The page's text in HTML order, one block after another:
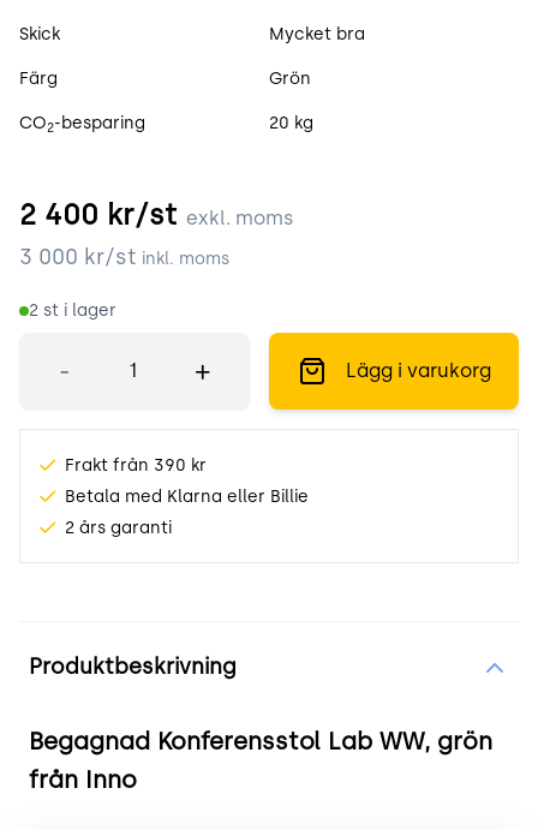
Skick Mycket bra
Färg Grön
CO2-besparing 20 kg
2 400 kr/st exkl. moms
3 000 kr/st inkl. moms
2 st i lager
- + Lägg i varukorg
Frakt från 390 kr
Betala med Klarna eller Billie
2 års garanti
Produktbeskrivning
Begagnad Konferensstol Lab WW, grön
från Inno